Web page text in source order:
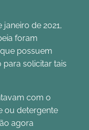
de 2021,
foram
possuem
para solicitar tais
com o
ou detergente
agora